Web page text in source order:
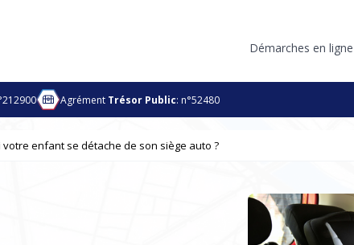
Démarches en ligne
Agrément Trésor Public: n°52480
enfant se détache de son siège auto ?